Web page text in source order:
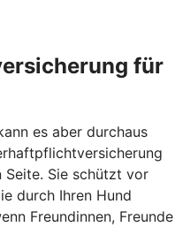
für
es aber durchaus
Seite. Sie schützt vor
durch Ihren Hund
Freundinnen, Freunde